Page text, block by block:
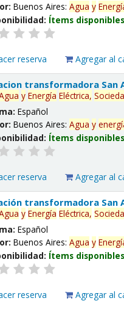
Buenos Aires:Agua y
Ítems
reserva Agregar al
transformadora San
y Energía Eléctrica,
Español
Buenos Aires:Agua y
Ítems
reserva Agregar al
transformadora San
y Energía Eléctrica,
Español
Buenos Aires:Agua y
Ítems
reserva Agregar al